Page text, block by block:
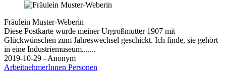
Fräulein Muster-Weberin
Diese Postkarte wurde meiner Urgroßmutter 1907 mit
Glückwünschen zum Jahreswechsel geschickt. Ich finde, sie gehört
in eine Industriemuseum.......
2019-10-29 - Anonym
ArbeitnehmerInnen Personen